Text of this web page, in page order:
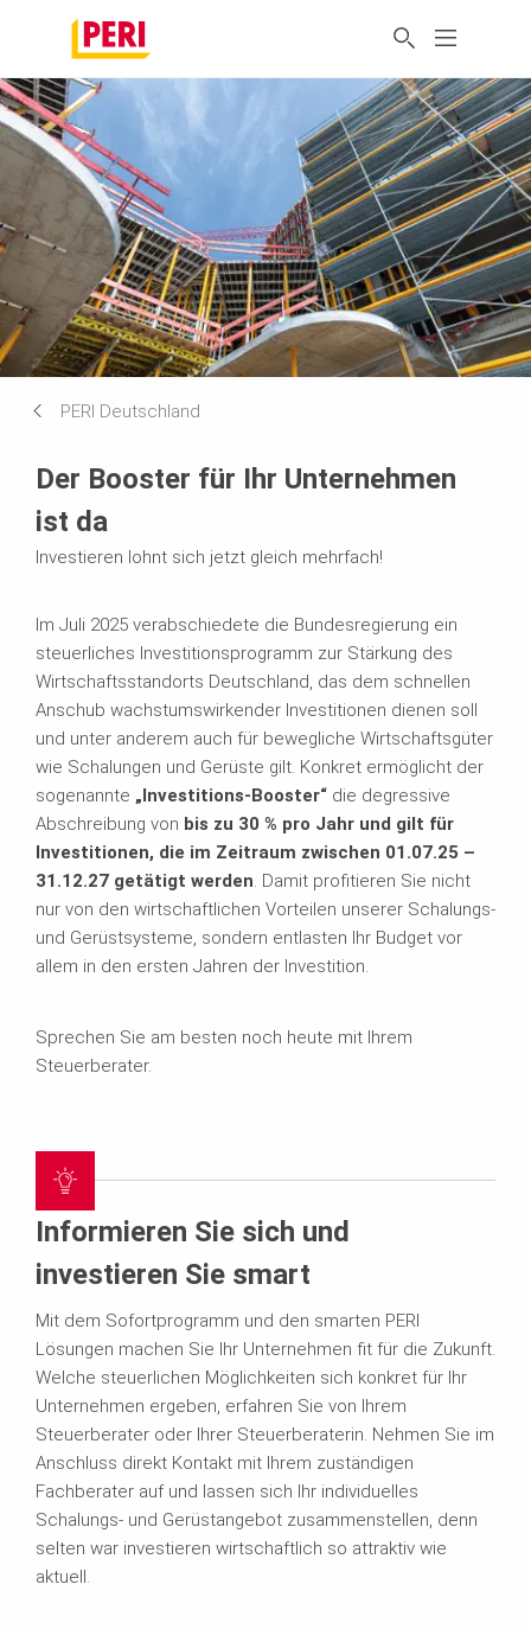
PERI Deutschland
Der Booster für Ihr Unternehmen
ist da
Investieren lohnt sich jetzt gleich mehrfach!
Im Juli 2025 verabschiedete die Bundesregierung ein
steuerliches Investitionsprogramm zur Stärkung des
Wirtschaftsstandorts Deutschland, das dem schnellen
Anschub wachstumswirkender Investitionen dienen soll
und unter anderem auch für bewegliche Wirtschaftsgüter
wie Schalungen und Gerüste gilt. Konkret ermöglicht der
sogenannte „Investitions-Booster“ die degressive
Abschreibung von bis zu 30 % pro Jahr und gilt für
Investitionen, die im Zeitraum zwischen 01.07.25 –
31.12.27 getätigt werden. Damit profitieren Sie nicht
nur von den wirtschaftlichen Vorteilen unserer Schalungs-
und Gerüstsysteme, sondern entlasten Ihr Budget vor
allem in den ersten Jahren der Investition.
Sprechen Sie am besten noch heute mit Ihrem
Steuerberater.
Informieren Sie sich und
investieren Sie smart
Mit dem Sofortprogramm und den smarten PERI
Lösungen machen Sie Ihr Unternehmen fit für die Zukunft.
Welche steuerlichen Möglichkeiten sich konkret für Ihr
Unternehmen ergeben, erfahren Sie von Ihrem
Steuerberater oder Ihrer Steuerberaterin. Nehmen Sie im
Anschluss direkt Kontakt mit Ihrem zuständigen
Fachberater auf und lassen sich Ihr individuelles
Schalungs- und Gerüstangebot zusammenstellen, denn
selten war investieren wirtschaftlich so attraktiv wie
aktuell.